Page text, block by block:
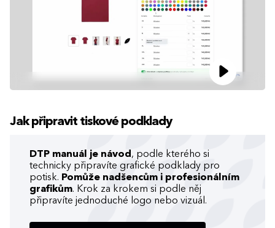
Jak připravit tiskové podklady
DTP manuál je návod , podle kterého si
technicky připravíte grafické podklady pro
potisk. Pomůže nadšencům i profesionálním
grafikům. Krok za krokem si podle něj
připravíte jednoduché logo nebo vizuál.